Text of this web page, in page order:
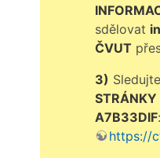
sdělovat
ČVUT
3) Sledujte
STRÁNKY
A7B33DIF:
https://